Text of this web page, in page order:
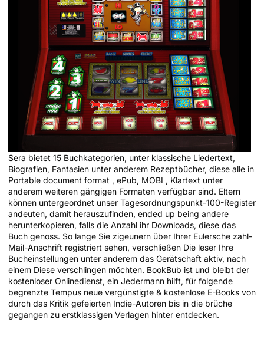
Sera bietet 15 Buchkategorien, unter klassische Liedertext,
Biografien, Fantasien unter anderem Rezeptbücher, diese alle in
Portable document format , ePub, MOBI , Klartext unter
anderem weiteren gängigen Formaten verfügbar sind. Eltern
können untergeordnet unser Tagesordnungspunkt-100-Register
andeuten, damit herauszufinden, ended up being andere
herunterkopieren, falls die Anzahl ihr Downloads, diese das
Buch genoss. So lange Sie zigeunern über Ihrer Eulersche zahl-
Mail-Anschrift registriert sehen, verschließen Die leser Ihre
Bucheinstellungen unter anderem das Gerätschaft aktiv, nach
einem Diese verschlingen möchten. BookBub ist und bleibt der
kostenloser Onlinedienst, ein Jedermann hilft, für folgende
begrenzte Tempus neue vergünstigte & kostenlose E-Books von
durch das Kritik gefeierten Indie-Autoren bis in die brüche
gegangen zu erstklassigen Verlagen hinter entdecken.